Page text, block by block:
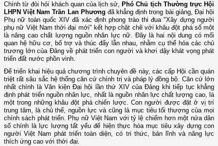
Chính từ đòi hỏi khách quan của lịch sử, Phó Chủ tịch Thường trực Hội
LHPN Việt Nam Trần Lan Phương đã khẳng định trong bài giảng, Đại hội
Phụ nữ toàn quốc XIV đã xác định phong trào thi đua "Xây dựng người
phụ nữ Việt Nam thời đại mới" kết hợp chặt chẽ với khâu đột phá số một
là nâng cao chất lượng nguồn nhân lực nữ. Đây là hai nội dung có mối
quan hệ hữu cơ, bổ trợ và thúc đẩy lẫn nhau, nhằm cụ thể hóa các chủ
trương lớn của Đảng về phát triển con người và khơi dậy khát vọng phát
triển đất nước phồn vinh.
Để triển khai hiệu quả chương trình chuyên đề này, các cấp Hội cần quán
triệt rất sâu sắc hệ thống căn cứ chính trị và pháp lý đồng bộ. Căn cứ lớn
nhất chính là Văn kiện Đại hội lần thứ XIV của Đảng khi tiếp tục khẳng
định phát triển nguồn nhân lực, nhất là nguồn nhân lực chất lượng cao, là
một trong những khâu đột phá chiến lược. Con người được đặt ở vị trí
trung tâm, là chủ thể, nguồn lực và cũng là mục tiêu tối thượng của mọi
chính sách phát triển. Phụ nữ Việt Nam với tỷ lệ chiếm hơn một nửa dân
số chính là lực lượng tất yếu để hiện thực hóa mục tiêu xây dựng con
người Việt Nam phát triển toàn diện, có tri thức, bản lĩnh và năng lực
thích ứng cao với thời đại.